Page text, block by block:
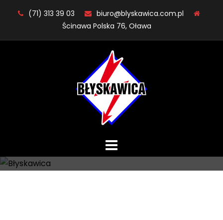
(71) 313 39 03
biuro@blyskawica.com.pl
Ścinawa Polska 76, Oława